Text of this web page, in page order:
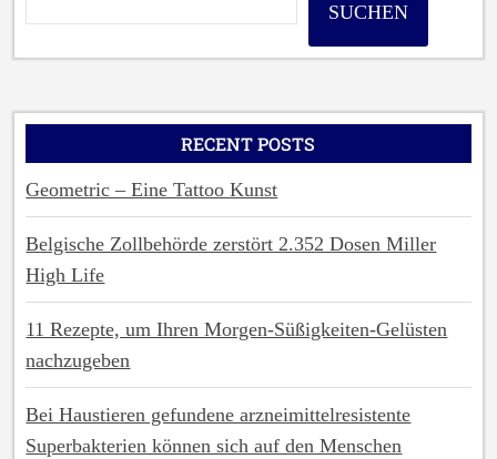
SUCHEN
RECENT POSTS
Geometric – Eine Tattoo Kunst
Belgische Zollbehörde zerstört 2.352 Dosen Miller
High Life
11 Rezepte, um Ihren Morgen-Süßigkeiten-Gelüsten
nachzugeben
Bei Haustieren gefundene arzneimittelresistente
Superbakterien können sich auf den Menschen